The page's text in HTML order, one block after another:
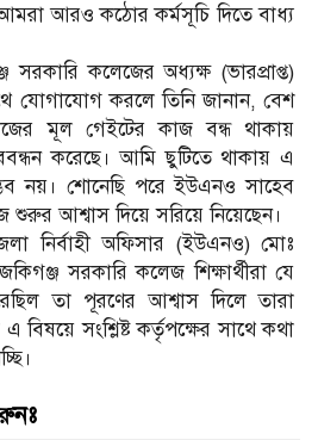
আরও কঠোর কর্মসূচি দিতে বাধ্য
কলেজের অধ্যক্ষ (ভারপ্রাপ্ত)
যোগাযোগ করলে তিনি জানান, বেশ
মূল গেইটের কাজ বন্ধ থাকায়
করেছে। আমি ছুটিতে থাকায় এ
নয়। শোনেছি পরে ইউএনও সাহেব
শুরুর আশ্বাস দিয়ে সরিয়ে নিয়েছেন।
নির্বাহী অফিসার (ইউএনও) মোঃ
সরকারি কলেজ শিক্ষার্থীরা যে
তা পূরণের আশ্বাস দিলে তারা
সংশ্লিষ্ট কর্তৃপক্ষের সাথে কথা